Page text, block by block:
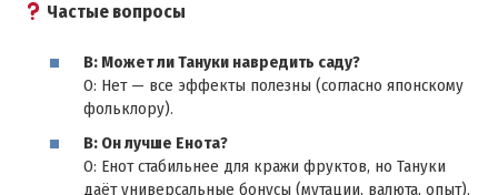
Частые вопросы
В: Может ли Тануки навредить саду?
О: Нет — все эффекты полезны (согласно японскому
фольклору).
В: Он лучше Енота?
О: Енот стабильнее для кражи фруктов, но Тануки
даёт универсальные бонусы (мутации, валюта, опыт).